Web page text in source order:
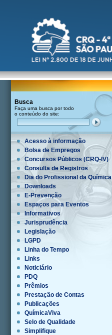
Busca
Faça uma busca por todo
o conteúdo do site:
Acesso à informação
Bolsa de Empregos
Concursos Públicos (CRQ-IV)
Consulta de Registros
Dia do Profissional da Química
Downloads
E-Prevenção
Espaços para Eventos
Informativos
Jurisprudência
Legislação
LGPD
Linha do Tempo
Links
Noticiário
PDQ
Prêmios
Prestação de Contas
Publicações
QuímicaViva
Selo de Qualidade
Simplifique